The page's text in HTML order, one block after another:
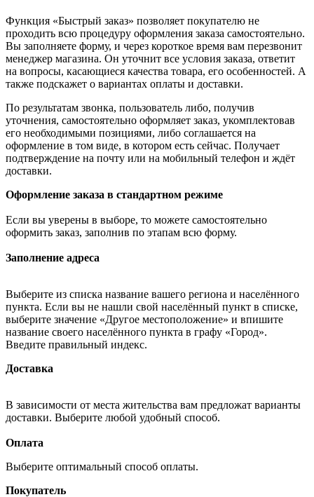
Функция «Быстрый заказ» позволяет покупателю не
проходить всю процедуру оформления заказа самостоятельно.
Вы заполняете форму, и через короткое время вам перезвонит
менеджер магазина. Он уточнит все условия заказа, ответит
на вопросы, касающиеся качества товара, его особенностей. А
также подскажет о вариантах оплаты и доставки.
По результатам звонка, пользователь либо, получив
уточнения, самостоятельно оформляет заказ, укомплектовав
его необходимыми позициями, либо соглашается на
оформление в том виде, в котором есть сейчас. Получает
подтверждение на почту или на мобильный телефон и ждёт
доставки.
Оформление заказа в стандартном режиме
Если вы уверены в выборе, то можете самостоятельно
оформить заказ, заполнив по этапам всю форму.
Заполнение адреса
Выберите из списка название вашего региона и населённого
пункта. Если вы не нашли свой населённый пункт в списке,
выберите значение «Другое местоположение» и впишите
название своего населённого пункта в графу «Город».
Введите правильный индекс.
Доставка
В зависимости от места жительства вам предложат варианты
доставки. Выберите любой удобный способ.
Оплата
Выберите оптимальный способ оплаты.
Покупатель